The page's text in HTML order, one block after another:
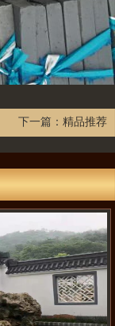
下一篇： 精品推荐